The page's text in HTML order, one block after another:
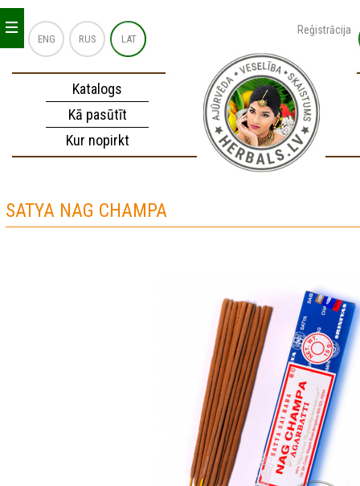
ENG RUS LAT
Reģistrācija
Katalogs
Kā pasūtīt
Kur nopirkt
_
_
_
SATYA NAG CHAMPA